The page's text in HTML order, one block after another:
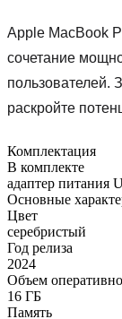
Apple MacBook
сочетание
пользователей.
раскройте
Комплектация
В комплекте
адаптер питания
Основные
Цвет
серебристый
Год релиза
2024
Объем
16 ГБ
Память